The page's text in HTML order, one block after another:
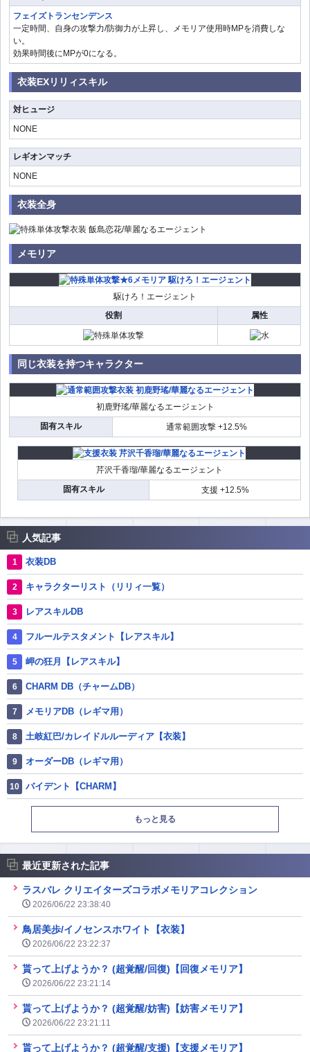
フェイズトランセンデンス
一定時間、自身の攻撃力/防御力が上昇し、メモリア使用時MPを消費しな
い。
効果時間後にMPが0になる。
衣装EXリリィスキル
対ヒュージ
NONE
レギオンマッチ
NONE
衣装全身
メモリア
駆けろ！エージェント
役割
属性
同じ衣装を持つキャラクター
初鹿野瑤/華麗なるエージェント
固有スキル
通常範囲攻撃 +12.5%
芹沢千香瑠/華麗なるエージェント
固有スキル
支援 +12.5%
人気記事
衣装DB
キャラクターリスト（リリィ一覧）
レアスキルDB
フルールテスタメント【レアスキル】
岬の狂月【レアスキル】
CHARM DB（チャームDB）
メモリアDB（レギマ用）
土岐紅巴/カレイドルルーディア【衣装】
オーダーDB（レギマ用）
バイデント【CHARM】
もっと見る
最近更新された記事
ラスバレ クリエイターズコラボメモリアコレクション
2026/06/22 23:38:40
鳥居美歩/イノセンスホワイト【衣装】
2026/06/22 23:22:37
貰って上げようか？ (超覚醒/回復)【回復メモリア】
2026/06/22 23:21:14
貰って上げようか？ (超覚醒/妨害)【妨害メモリア】
2026/06/22 23:21:11
貰って上げようか？ (超覚醒/支援)【支援メモリア】